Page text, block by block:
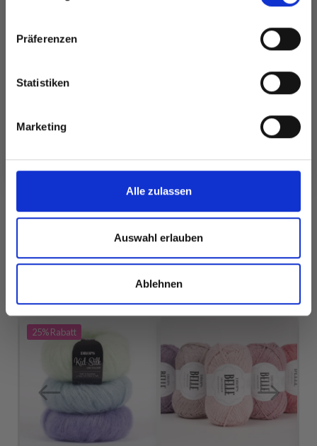
Präferenzen
Statistiken
Marketing
Alle zulassen
Auswahl erlauben
Ablehnen
DROPS BIG MERINO
ansehen
RECYCLED DENIM
ansehen
FÜR SIE EMPFOHLEN
25%Rabatt